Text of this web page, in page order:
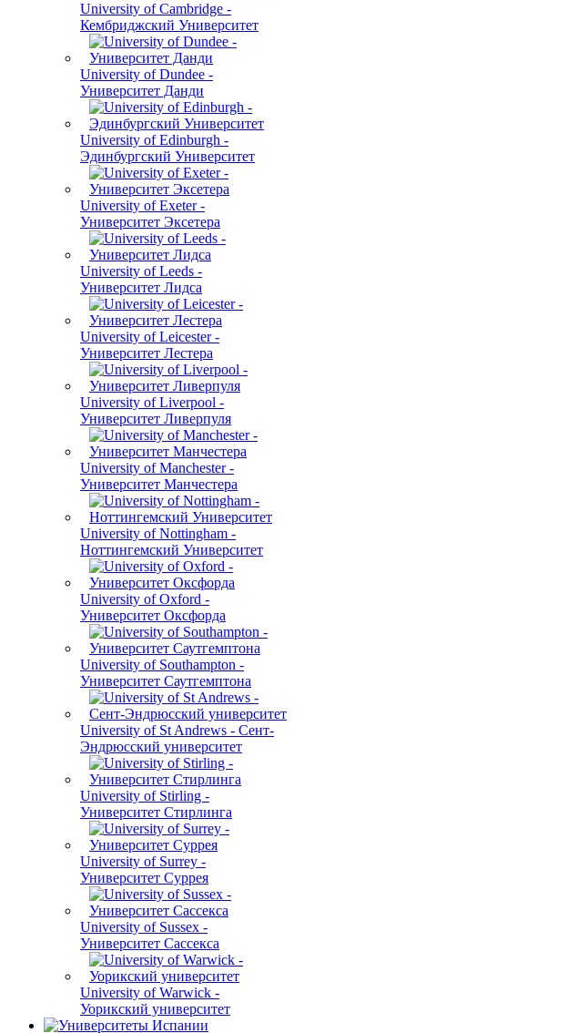
University of Cambridge -
Кембриджский Университет
University of Dundee -
Университет Данди
University of Edinburgh -
Эдинбургский Университет
University of Exeter -
Университет Эксетера
University of Leeds -
Университет Лидса
University of Leicester -
Университет Лестера
University of Liverpool -
Университет Ливерпуля
University of Manchester -
Университет Манчестера
University of Nottingham -
Ноттингемский Университет
University of Oxford -
Университет Оксфорда
University of Southampton -
Университет Саутгемптона
University of St Andrews - Сент-
Эндрюсский университет
University of Stirling -
Университет Стирлинга
University of Surrey -
Университет Суррея
University of Sussex -
Университет Сассекса
University of Warwick -
Уорикский университет